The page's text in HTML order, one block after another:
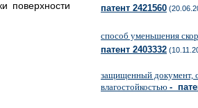
поверхности
патент 2421560
способ уменьшения
патент 2403332
защищенный документ,
влагостойкостью -